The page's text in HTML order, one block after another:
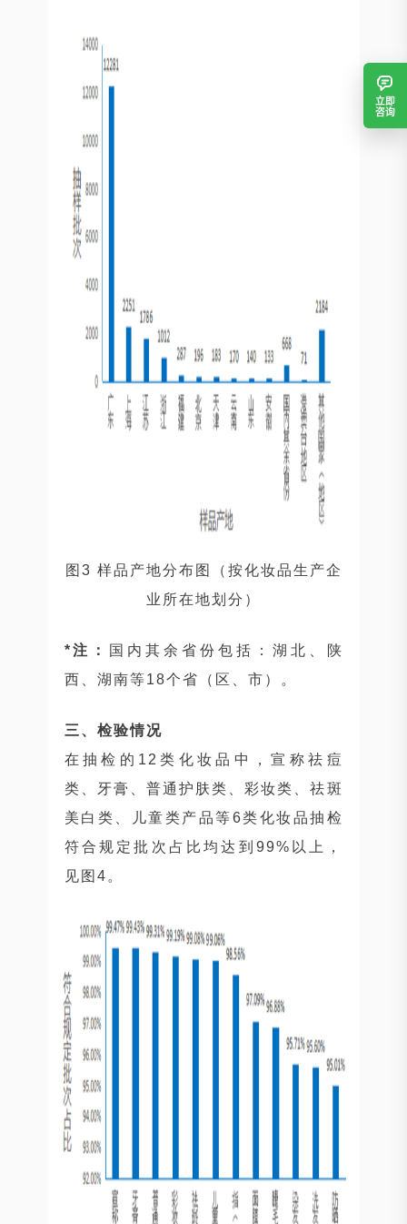
图3 样品产地分布图（按化妆品生产企
业所在地划分）
*注： 国内其余省份包括：湖北、陕
西、湖南等18个省（区、市）。
三、检验情况
在抽检的12类化妆品中，宣称祛痘
类、牙膏、普通护肤类、彩妆类、祛斑
美白类、儿童类产品等6类化妆品抽检
符合规定批次占比均达到99%以上，
见图4。
立即
咨询